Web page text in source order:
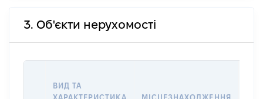
3. Об'єкти нерухомості
ВИД ТА
ХАРАКТЕРИСТИКА
МІСЦЕЗНАХОДЖЕННЯ